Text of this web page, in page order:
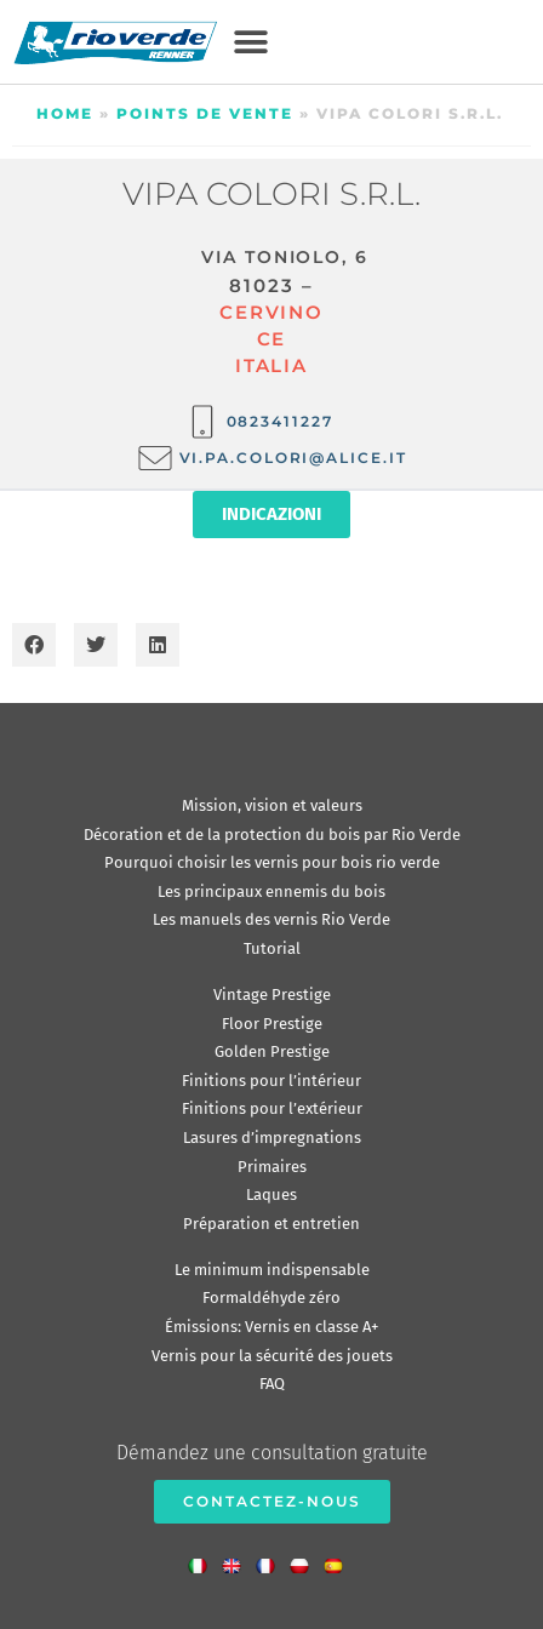
HOME » POINTS DE VENTE » VIPA COLORI S.R.L.
VIPA COLORI S.R.L.
VIA TONIOLO, 6
81023 –
CERVINO
CE
ITALIA
0823411227
VI.PA.COLORI@ALICE.IT
INDICAZIONI
Mission, vision et valeurs
Décoration et de la protection du bois par Rio Verde
Pourquoi choisir les vernis pour bois rio verde
Les principaux ennemis du bois
Les manuels des vernis Rio Verde
Tutorial
Vintage Prestige
Floor Prestige
Golden Prestige
Finitions pour l’intérieur
Finitions pour l’extérieur
Lasures d’impregnations
Primaires
Laques
Préparation et entretien
Le minimum indispensable
Formaldéhyde zéro
Émissions: Vernis en classe A+
Vernis pour la sécurité des jouets
FAQ
Démandez une consultation gratuite
CONTACTEZ-NOUS